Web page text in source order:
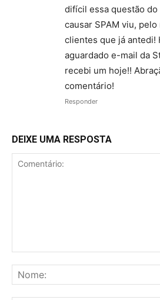
difícil essa questão
causar SPAM viu,
clientes que já antedi!
aguardado e-mail da
recebi um hoje!!
comentário!
Responder
DEIXE UMA RESPOSTA